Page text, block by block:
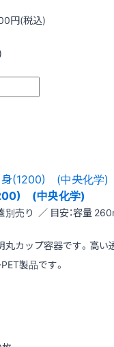
円(税込)
(中央化学)
売り ／ 目安：容量
丸カップ容器です。高い
製品です。